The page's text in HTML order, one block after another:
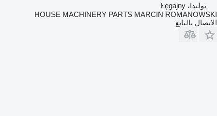
بولندا، Łęgajny
HOUSE MACHINERY PARTS MARCIN ROMANOWSKI
الاتصال بالبائع